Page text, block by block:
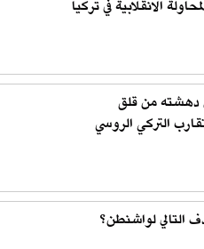
الانقلابية في تركيا
دهشته من قلق
التركي الروسي
التالي لواشنطن؟